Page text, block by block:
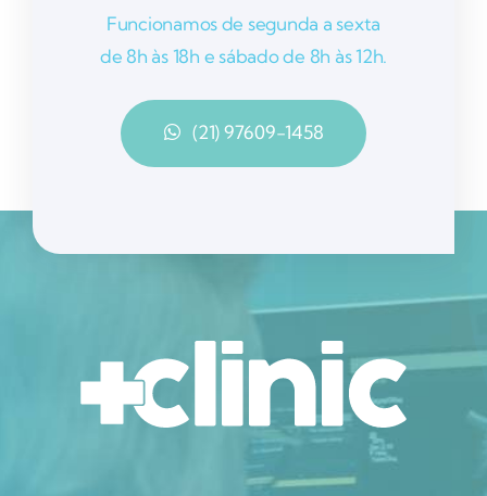
Funcionamos de segunda a sexta
de 8h às 18h e sábado de 8h às 12h.
(21) 97609-1458